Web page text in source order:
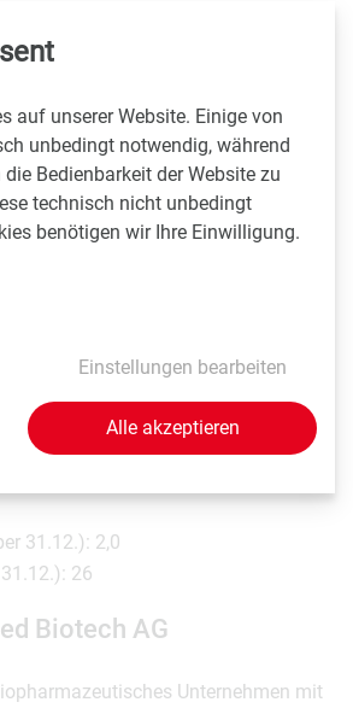
31.12.): 27
31.12.): 2,0
26
Biotech AG
Unternehmen mit
auf unserer Website. Einige von
unbedingt notwendig, während
Bedienbarkeit der Website zu
technisch nicht unbedingt
benötigen wir Ihre Einwilligung.
Einstellungen bearbeiten
Alle akzeptieren